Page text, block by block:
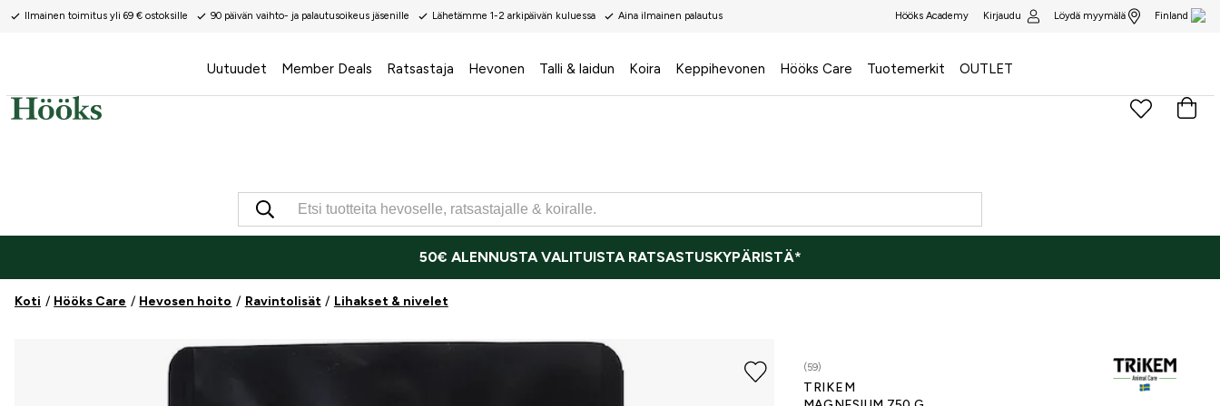
Ilmainen toimitus yli 69 € ostoksille 90 päivän vaihto- ja palautusoikeus jäsenille Lähetämme 1-2 arkipäivän kuluessa Aina ilmainen palautus Hööks Academy Kirjaudu Löydä myymälä Finland
Uutuudet Member Deals Ratsastaja Hevonen Talli & laidun Koira Keppihevonen Hööks Care Tuotemerkit OUTLET
50€ ALENNUSTA VALITUISTA RATSASTUSKYPÄRISTÄ*
Koti Hööks Care Hevosen hoito Ravintolisät Lihakset & nivelet
(59)
TRIKEM